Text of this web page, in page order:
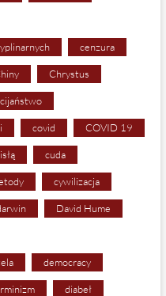
cenzura
Chrystus
covid COVID 19
cuda
cywilizacja
David Hume
democracy
diabeł